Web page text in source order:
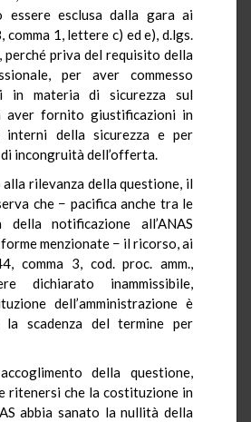
essere esclusa dalla gara ai
comma 1, lettere c) ed e), d.lgs.
perché priva del requisito della
per aver commesso
in materia di sicurezza sul
aver fornito giustificazioni in
della sicurezza e per
incongruità dell’offerta.
alla rilevanza della questione, il
che − pacifica anche tra le
notificazione all’ANAS
menzionate − il ricorso, ai
comma 3, cod. proc. amm.,
dichiarato inammissibile,
dell’amministrazione è
la scadenza del termine per
della questione,
ritenersi che la costituzione in
abbia sanato la nullità della